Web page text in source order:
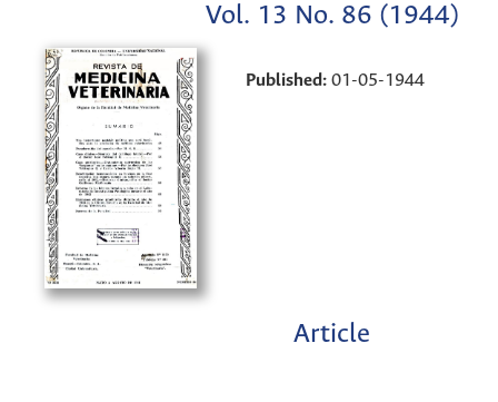
Vol. 13 No. 86 (1944)
Published: 01-05-1944
Article